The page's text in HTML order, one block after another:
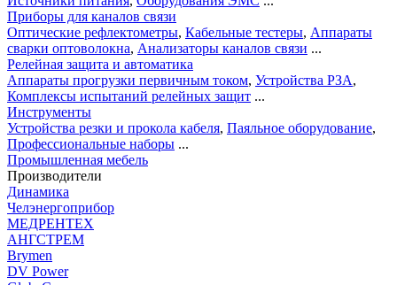
Приборы для каналов связи
Оптические рефлектометры, Кабельные тестеры, Аппараты
сварки оптоволокна, Анализаторы каналов связи ...
Релейная защита и автоматика
Аппараты прогрузки первичным током, Устройства РЗА,
Комплексы испытаний релейных защит ...
Инструменты
Устройства резки и прокола кабеля, Паяльное оборудование,
Профессиональные наборы ...
Промышленная мебель
Производители
Динамика
Челэнергоприбор
МЕДРЕНТЕХ
АНГСТРЕМ
Brymen
DV Power